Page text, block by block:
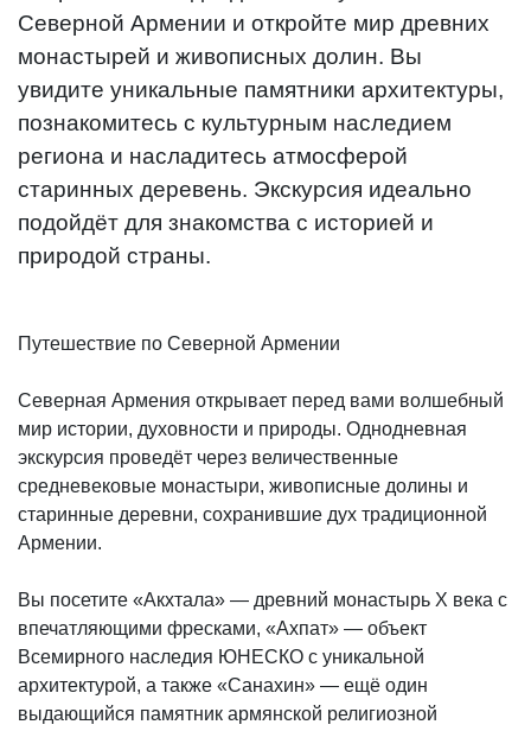
Северной Армении и откройте мир древних
монастырей и живописных долин. Вы
увидите уникальные памятники архитектуры,
познакомитесь с культурным наследием
региона и насладитесь атмосферой
старинных деревень. Экскурсия идеально
подойдёт для знакомства с историей и
природой страны.
Путешествие по Северной Армении
Северная Армения открывает перед вами волшебный
мир истории, духовности и природы. Однодневная
экскурсия проведёт через величественные
средневековые монастыри, живописные долины и
старинные деревни, сохранившие дух традиционной
Армении.
Вы посетите «Акхтала» — древний монастырь X века с
впечатляющими фресками, «Ахпат» — объект
Всемирного наследия ЮНЕСКО с уникальной
архитектурой, а также «Санахин» — ещё один
выдающийся памятник армянской религиозной